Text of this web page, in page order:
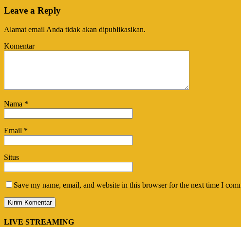
Leave a Reply
Alamat email Anda tidak akan dipublikasikan.
Komentar
Nama *
Email *
Situs
Save my name, email, and website in this browser for the next time I
LIVE STREAMING